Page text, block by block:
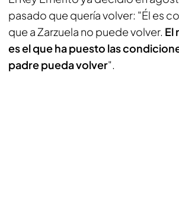
pasado que quería volver: "Él es
que a Zarzuela no puede volver. El
es el que ha puesto las
padre pueda volver".